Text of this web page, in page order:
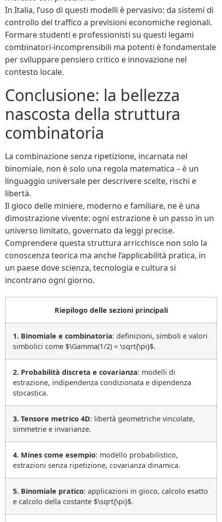
In Italia, l’uso di questi modelli è pervasivo: da sistemi di
controllo del traffico a previsioni economiche regionali.
Formare studenti e professionisti su questi legami
combinatori-incomprensibili ma potenti è fondamentale
per sviluppare pensiero critico e innovazione nel
contesto locale.
Conclusione: la bellezza
nascosta della struttura
combinatoria
La combinazione senza ripetizione, incarnata nel
binomiale, non è solo una regola matematica – è un
linguaggio universale per descrivere scelte, rischi e
libertà.
Il gioco delle miniere, moderno e familiare, ne è una
dimostrazione vivente: ogni estrazione è un passo in un
universo limitato, governato da leggi precise.
Comprendere questa struttura arricchisce non solo la
conoscenza teorica ma anche l’applicabilità pratica, in
un paese dove scienza, tecnologia e cultura si
incontrano ogni giorno.
Riepilogo delle sezioni principali
1. Binomiale e combinatoria: definizioni, simboli e valori
simbolici come $\Gamma(1/2) = \sqrt{\pi}$.
2. Probabilità discreta e covarianza: modelli di
estrazione, indipendenza condizionata e dipendenza
stocastica.
3. Tensore metrico 4D: libertà geometriche vincolate,
simmetrie e invarianze.
4. Mines come esempio: modello probabilistico,
estrazioni senza ripetizione, covarianza dinamica.
5. Binomiale pratico: applicazioni in gioco, calcolo esatto
e calcolo della costante $\sqrt{\pi}$.